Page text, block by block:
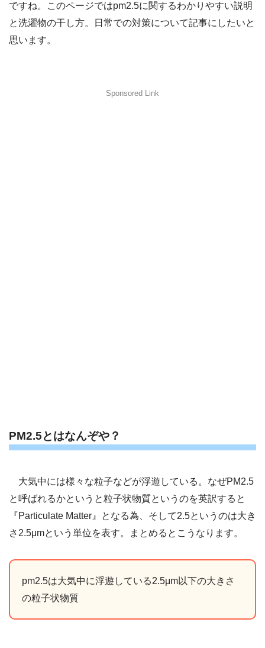
ですね。このページではpm2.5に関するわかりやすい説明
と洗濯物の干し方。日常での対策について記事にしたいと
思います。
Sponsored Link
PM2.5とはなんぞや？
大気中には様々な粒子などが浮遊している。なぜPM2.5
と呼ばれるかというと粒子状物質というのを英訳すると
『Particulate Matter』となる為、そして2.5というのは大き
さ2.5μmという単位を表す。まとめるとこうなります。
pm2.5は大気中に浮遊している2.5μm以下の大きさ
の粒子状物質